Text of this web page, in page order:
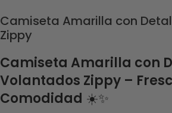
Camiseta Amarilla con
Zippy
Camiseta Amarilla con
Volantados Zippy –
Comodidad ☀️✨